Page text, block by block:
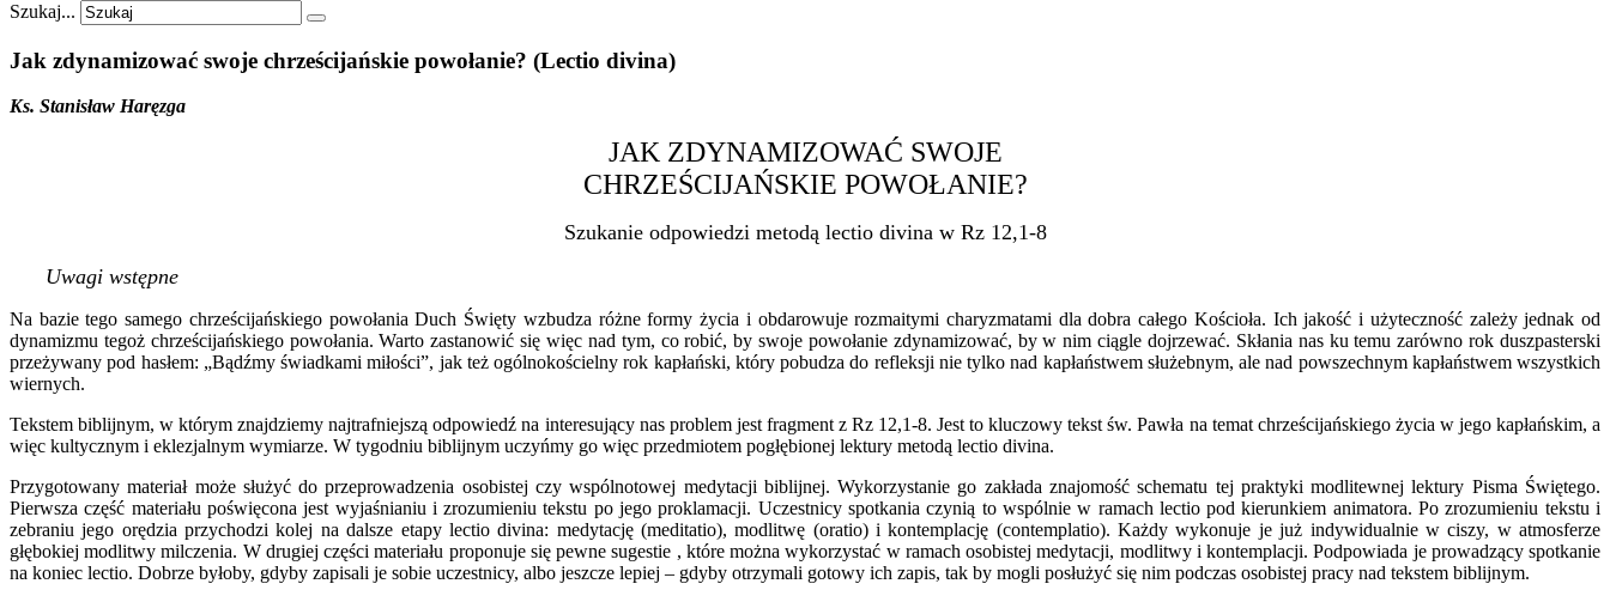
Szukaj...
Jak zdynamizować swoje chrześcijańskie powołanie? (Lectio divina)
Ks. Stanisław Haręzga
JAK ZDYNAMIZOWAĆ SWOJE
CHRZEŚCIJAŃSKIE POWOŁANIE?
Szukanie odpowiedzi metodą lectio divina w Rz 12,1-8
Uwagi wstępne
Na bazie tego samego chrześcijańskiego powołania Duch Święty wzbudza różne formy życia i obdarowuje rozmaitymi charyzmatami dla dobra całego Kościoła. Ich jakość i użyteczność zależy jednak od
dynamizmu tegoż chrześcijańskiego powołania. Warto zastanowić się więc nad tym, co robić, by swoje powołanie zdynamizować, by w nim ciągle dojrzewać. Skłania nas ku temu zarówno rok duszpasterski
przeżywany pod hasłem: „Bądźmy świadkami miłości”, jak też ogólnokościelny rok kapłański, który pobudza do refleksji nie tylko nad kapłaństwem służebnym, ale nad powszechnym kapłaństwem wszystkich
wiernych.
Tekstem biblijnym, w którym znajdziemy najtrafniejszą odpowiedź na interesujący nas problem jest fragment z Rz 12,1-8. Jest to kluczowy tekst św. Pawła na temat chrześcijańskiego życia w jego kapłańskim, a
więc kultycznym i eklezjalnym wymiarze. W tygodniu biblijnym uczyńmy go więc przedmiotem pogłębionej lektury metodą lectio divina.
Przygotowany materiał może służyć do przeprowadzenia osobistej czy wspólnotowej medytacji biblijnej. Wykorzystanie go zakłada znajomość schematu tej praktyki modlitewnej lektury Pisma Świętego.
Pierwsza część materiału poświęcona jest wyjaśnianiu i zrozumieniu tekstu po jego proklamacji. Uczestnicy spotkania czynią to wspólnie w ramach lectio pod kierunkiem animatora. Po zrozumieniu tekstu i
zebraniu jego orędzia przychodzi kolej na dalsze etapy lectio divina: medytację (meditatio), modlitwę (oratio) i kontemplację (contemplatio). Każdy wykonuje je już indywidualnie w ciszy, w atmosferze
głębokiej modlitwy milczenia. W drugiej części materiału proponuje się pewne sugestie , które można wykorzystać w ramach osobistej medytacji, modlitwy i kontemplacji. Podpowiada je prowadzący spotkanie
na koniec lectio. Dobrze byłoby, gdyby zapisali je sobie uczestnicy, albo jeszcze lepiej – gdyby otrzymali gotowy ich zapis, tak by mogli posłużyć się nim podczas osobistej pracy nad tekstem biblijnym.